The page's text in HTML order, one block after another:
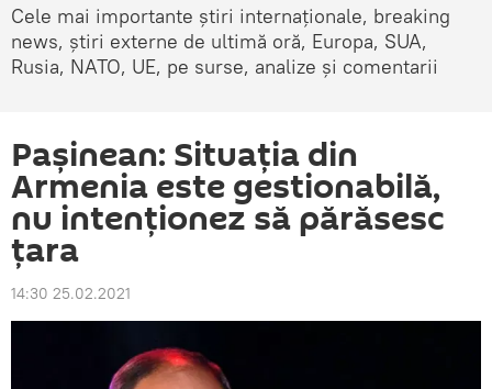
Cele mai importante știri internaționale, breaking
news, știri externe de ultimă oră, Europa, SUA,
Rusia, NATO, UE, pe surse, analize și comentarii
Pașinean: Situația din
Armenia este gestionabilă,
nu intenționez să părăsesc
țara
14:30 25.02.2021